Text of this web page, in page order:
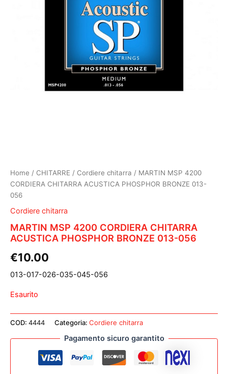
Home / CHITARRE / Cordiere chitarra / MARTIN MSP 4200
CORDIERA CHITARRA ACUSTICA PHOSPHOR BRONZE 013-
056
Cordiere chitarra
MARTIN MSP 4200 CORDIERA CHITARRA
ACUSTICA PHOSPHOR BRONZE 013-056
€10.00
013-017-026-035-045-056
Esaurito
COD: 4444 Categoria: Cordiere chitarra
Pagamento sicuro garantito